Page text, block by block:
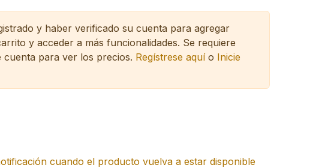
y haber verificado su cuenta para agregar
y acceder a más funcionalidades. Se requiere
cuenta para ver los precios. Regístrese aquío Inicie
cuando el producto vuelva a estar disponible